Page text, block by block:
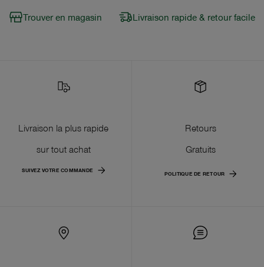
Trouver en magasin Livraison rapide & retour facile
Livraison la plus rapide
sur tout achat
SUIVEZ VOTRE COMMANDE
Retours
Gratuits
POLITIQUE DE RETOUR